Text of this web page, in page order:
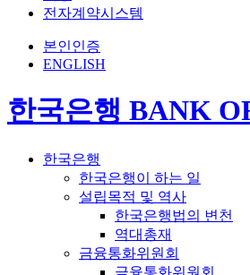
전자계약시스템
본인인증
ENGLISH
한국은행 BANK
한국은행
한국은행이 하는 일
설립목적 및 역사
한국은행법의 변천
역대총재
금융통화위원회
금융통화위원회